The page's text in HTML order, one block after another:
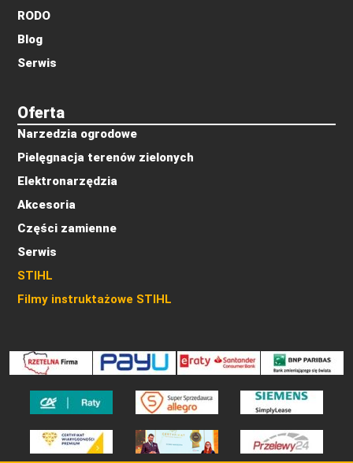
Oferta
Narzedzia ogrodowe
Pielęgnacja terenów zielonych
Elektronarzędzia
Akcesoria
Części zamienne
Serwis
STIHL
Filmy instruktażowe STIHL
RODO
Blog
Serwis